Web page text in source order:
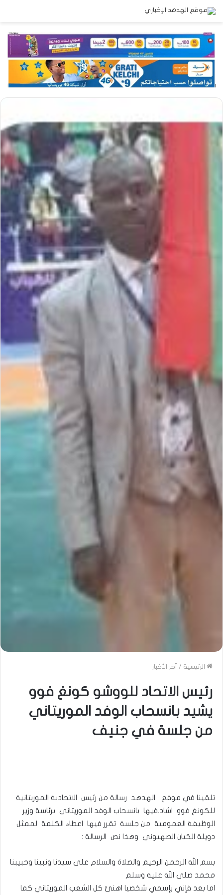
الرئيسية / آخر الأخبار
رئيس الاتحاد للووشو كونغ فوو
يشيد بانسحاب الوفد الموريتاني
من جلسة في جنيف
تلقينا في موقع الهدهد رسالة من رئيس الاتحادية الموريتانية
للكونغ فوو اشاد.فيها بانسحاب الوفد الموريتاني برئاسة وزير
الوظيفة العمومية من جلسة تقرر فيها اعطاء الكلمة لممثل
دويلة الكيان الصهيوني وهذا نص الرسالة :
بسم الله الرحمن الرحيم والصلاة والسلام على سيدنا ونبينا وحبيبنا
محمد صلى الله عليه وسلم
اما بعد فإني بإسمي شخصيا اهنئ كل الشعب الموريتاني كما